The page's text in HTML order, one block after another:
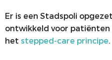
Er is een Stadspoli
ontwikkeld voor
het stepped-care principe.